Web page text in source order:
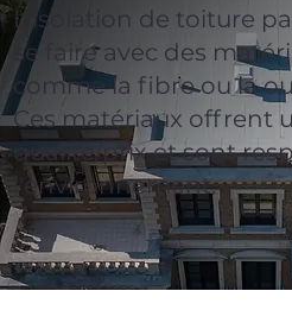
L'isolation de toiture
se faire avec des
comme la fibre ou la
Ces matériaux offrent
qualité/prix et sont
l'environnement.